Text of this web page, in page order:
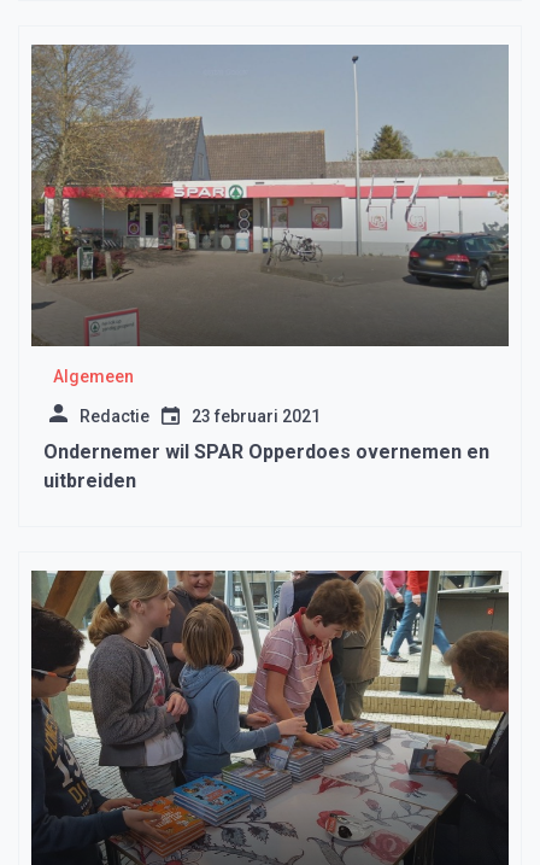
Algemeen
Redactie 23 februari 2021
Ondernemer wil SPAR Opperdoes overnemen en
uitbreiden